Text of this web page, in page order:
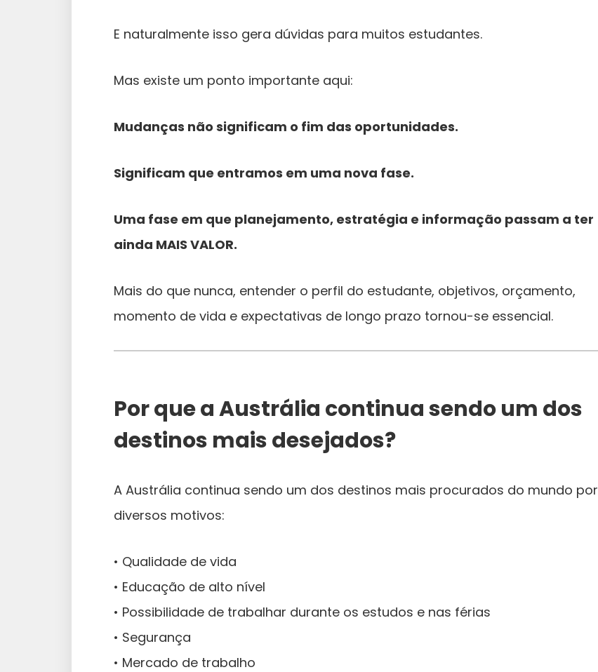
E naturalmente isso gera dúvidas para muitos estudantes.
Mas existe um ponto importante aqui:
Mudanças não significam o fim das oportunidades.
Significam que entramos em uma nova fase.
Uma fase em que planejamento, estratégia e informação passam a ter
ainda MAIS VALOR.
Mais do que nunca, entender o perfil do estudante, objetivos, orçamento,
momento de vida e expectativas de longo prazo tornou-se essencial.
Por que a Austrália continua sendo um dos
destinos mais desejados?
A Austrália continua sendo um dos destinos mais procurados do mundo por
diversos motivos:
• Qualidade de vida
• Educação de alto nível
• Possibilidade de trabalhar durante os estudos e nas férias
• Segurança
• Mercado de trabalho